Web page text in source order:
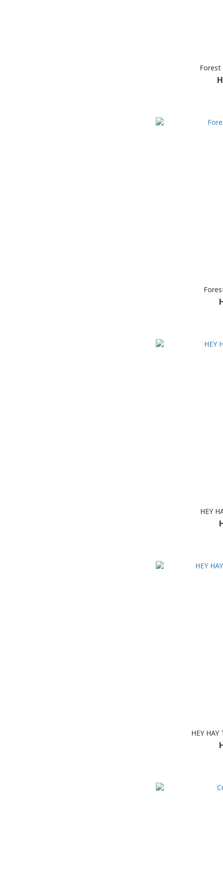
Forest
HEY
HEY